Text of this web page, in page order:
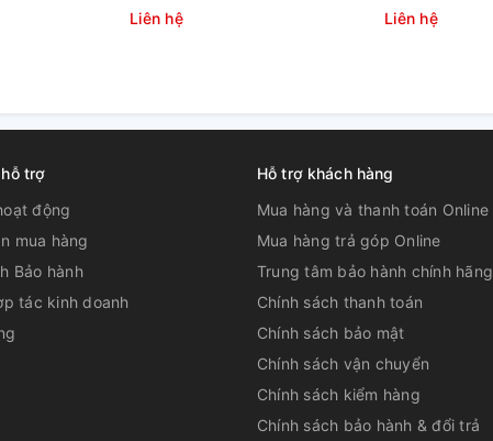
này mang lại sự hài lòng về khả năng
hiệu quả, kết hợp với việc sử dụng
trình giặt.
Liên hệ
Liên hệ
trợ
động
mua hàng
Bảo hành
tác kinh doanh
Hỗ trợ khách hàng
Mua hàng và thanh toán Online
Mua hàng trả góp Online
Trung tâm bảo hành chính hãng
Chính sách thanh toán
Chính sách bảo mật
Chính sách vận chuyển
Chính sách kiểm hàng
Chính sách bảo hành & đổi trả